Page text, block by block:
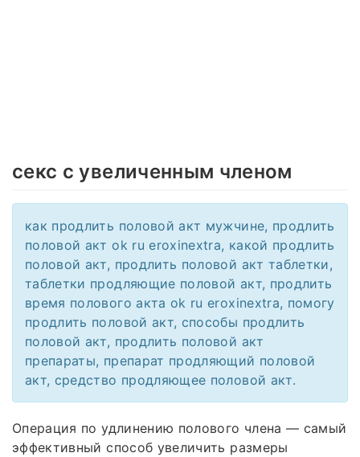
секс с увеличенным членом
как продлить половой акт мужчине, продлить
половой акт ok ru eroxinextra, какой продлить
половой акт, продлить половой акт таблетки,
таблетки продляющие половой акт, продлить
время полового акта ok ru eroxinextra, помогу
продлить половой акт, способы продлить
половой акт, продлить половой акт
препараты, препарат продляющий половой
акт, средство продляющее половой акт.
Операция по удлинению полового члена — самый
эффективный способ увеличить размеры